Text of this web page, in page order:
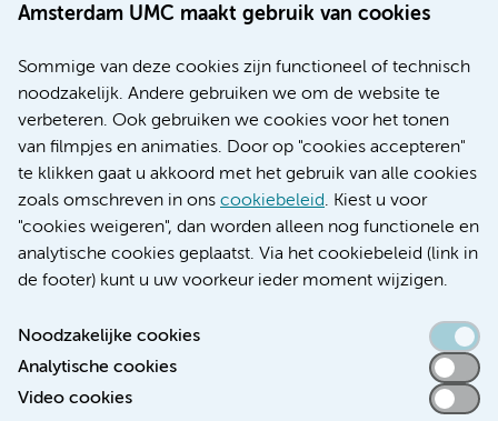
Amsterdam UMC maakt gebruik van cookies
Sommige van deze cookies zijn functioneel of technisch
noodzakelijk. Andere gebruiken we om de website te
verbeteren. Ook gebruiken we cookies voor het tonen
van filmpjes en animaties. Door op "cookies accepteren"
te klikken gaat u akkoord met het gebruik van alle cookies
zoals omschreven in ons cookiebeleid. Kiest u voor
"cookies weigeren", dan worden alleen nog functionele en
analytische cookies geplaatst. Via het cookiebeleid (link in
de footer) kunt u uw voorkeur ieder moment wijzigen.
Noodzakelijke cookies
Analytische cookies
Video cookies
Werken bij Amsterdam UMC
Nieuws
Research
Educatie locatie AMC
Educatie locatie VUmc
Verwijzen & diagnostiek
Toegankelijkheidsverklaring